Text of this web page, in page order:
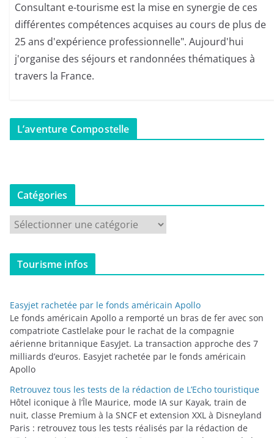
Consultant e-tourisme est la mise en synergie de ces
différentes compétences acquises au cours de plus de
25 ans d'expérience professionnelle". Aujourd'hui
j'organise des séjours et randonnées thématiques à
travers la France.
L’aventure Compostelle
Catégories
a
t
r
i
e
s
Tourisme infos
Easyjet rachetée par le fonds américain Apollo
Le fonds américain Apollo a remporté un bras de fer avec son
compatriote Castlelake pour le rachat de la compagnie
aérienne britannique EasyJet. La transaction approche des 7
milliards d’euros. Easyjet rachetée par le fonds américain
Apollo
Retrouvez tous les tests de la rédaction de L’Echo touristique
Hôtel iconique à l’Île Maurice, mode IA sur Kayak, train de
nuit, classe Premium à la SNCF et extension XXL à Disneyland
Paris : retrouvez tous les tests réalisés par la rédaction de